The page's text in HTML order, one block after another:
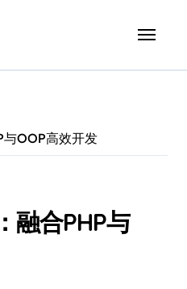
与OOP高效开发
融合PHP与